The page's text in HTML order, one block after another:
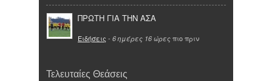
ΠΡΩΤΗ ΓΙΑ ΤΗΝ ΑΣΑ
Ειδήσεις - 6 ημέρες 16 ώρες πιο πριν
Τελευταίες Θεάσεις